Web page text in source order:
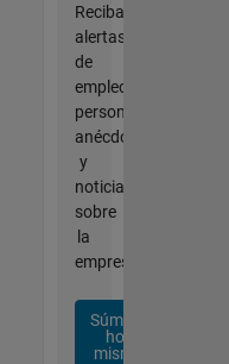
Reciba
alertas
de
empleo
personalizadas,
anécdotas
y
noticias
sobre
la
empresa.
Súmese
hoy
mismo